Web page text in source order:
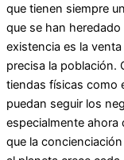
que tienen siempre
que se han
existencia es la
precisa la población.
tiendas físicas como
puedan seguir los
especialmente
que la